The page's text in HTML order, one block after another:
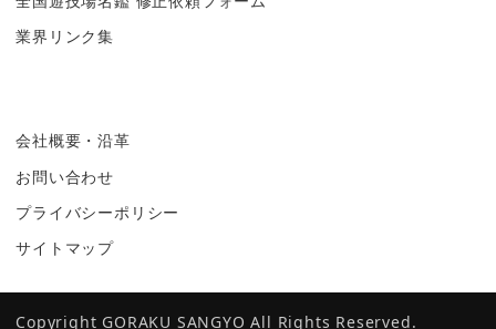
業界リンク集
会社概要・沿革
お問い合わせ
プライバシーポリシー
サイトマップ
Copyright GORAKU SANGYO All Rights Reserved.